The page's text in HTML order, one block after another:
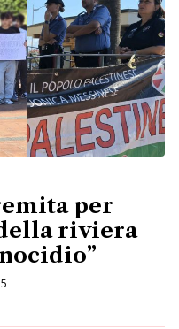
per
riviera